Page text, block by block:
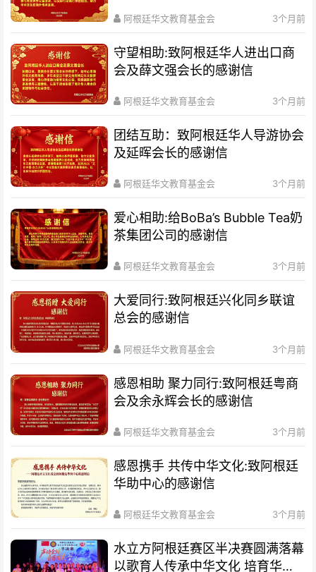
阿根廷华文教育基金会 3个月前
守望相助:致阿根廷华人进出口商
会及薛文强会长的感谢信
阿根廷华文教育基金会 3个月前
团结互助：致阿根廷华人导游协会
及延晖会长的感谢信
阿根廷华文教育基金会 3个月前
爱心相助:给BoBa’s Bubble Tea奶
茶集团公司的感谢信
阿根廷华文教育基金会 3个月前
大爱同行:致阿根廷兴化同乡联谊
总会的感谢信
阿根廷华文教育基金会 3个月前
感恩相助 聚力同行:致阿根廷粤商
会及余永辉会长的感谢信
阿根廷华文教育基金会 3个月前
感恩携手 共传中华文化:致阿根廷
华助中心的感谢信
阿根廷华文教育基金会 3个月前
水立方阿根廷赛区半决赛圆满落幕
以歌育人传承中华文化 培育华裔